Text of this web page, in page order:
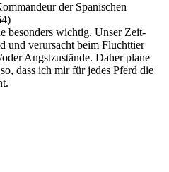
der Spanischen
besonders wichtig. Unser Zeit-
und verursacht beim Fluchttier
Angstzustände. Daher plane
dass ich mir für jedes Pferd die